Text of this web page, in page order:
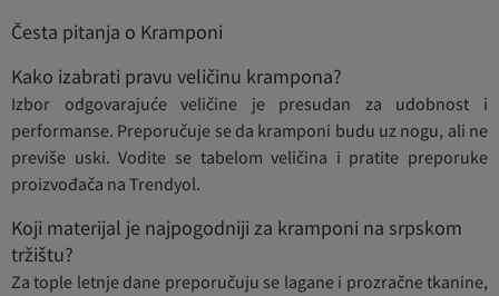
Česta pitanja o Kramponi
Kako izabrati pravu veličinu krampona?
Izbor odgovarajuće veličine je presudan za udobnost i
performanse. Preporučuje se da kramponi budu uz nogu, ali ne
previše uski. Vodite se tabelom veličina i pratite preporuke
proizvođača na Trendyol.
Koji materijal je najpogodniji za kramponi na srpskom
tržištu?
Za tople letnje dane preporučuju se lagane i prozračne tkanine,